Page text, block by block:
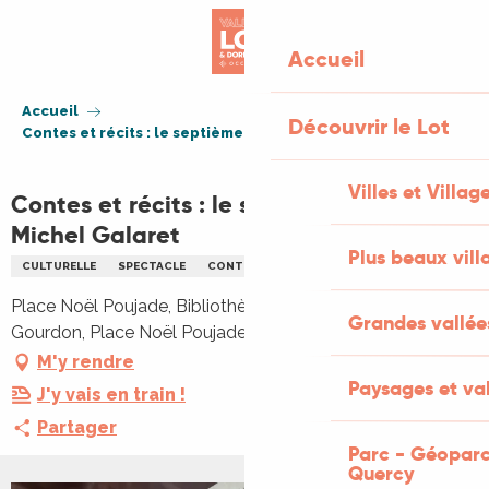
Accueil
Découvrir le Lot
Villes et
Plus beaux
Grandes
Paysages et
Parc -
Quercy
Accueil
Contes et récits : le septième rêve par Michel Galaret
Contes et récits : le septième rêve par
Michel Galaret
CULTURELLE SPECTACLE CONTES FAMILLE
Place Noël Poujade, Bibliothèque Intercommunale de
Gourdon, Place Noël Poujade, 46300 Gourdon
M'y rendre
J'y vais en train !
Partager